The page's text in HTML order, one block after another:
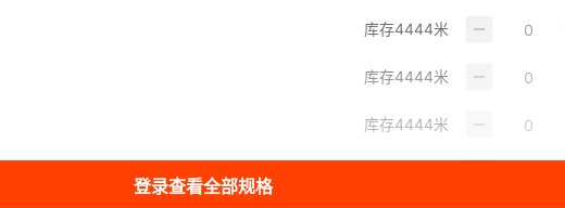
库存4444米
库存4444米
库存4444米
登录查看全部规格